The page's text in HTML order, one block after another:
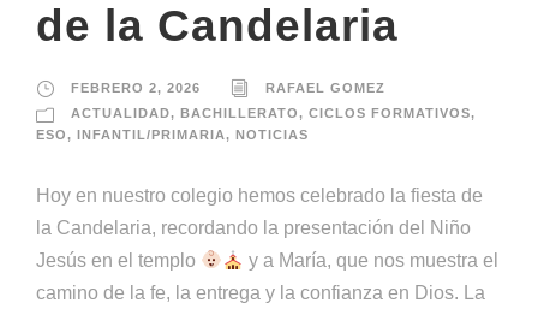
de la Candelaria
FEBRERO 2, 2026
RAFAEL GOMEZ
ACTUALIDAD, BACHILLERATO, CICLOS FORMATIVOS,
ESO, INFANTIL/PRIMARIA, NOTICIAS
Hoy en nuestro colegio hemos celebrado la fiesta de
la Candelaria, recordando la presentación del Niño
Jesús en el templo
y a María, que nos muestra el
camino de la fe, la entrega y la confianza en Dios. La